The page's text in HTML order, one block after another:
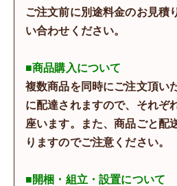
ご注文前に別途料金のお見積
い合わせください。
■商品購入について
複数商品を同時にご注文頂い
に配達されますので、それぞ
座います。また、商品ごと配
りますのでご注意ください。
■開梱・組立・設置について